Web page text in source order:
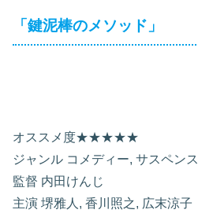
「鍵泥棒のメソッド」
オススメ度★★★★★
ジャンル コメディー, サスペンス
監督 内田けんじ
主演 堺雅人, 香川照之, 広末涼子